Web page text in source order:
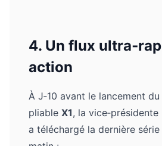
4. Un flux
action
À J‑10 avant le lancement
pliable X1, la
a téléchargé la dernière série